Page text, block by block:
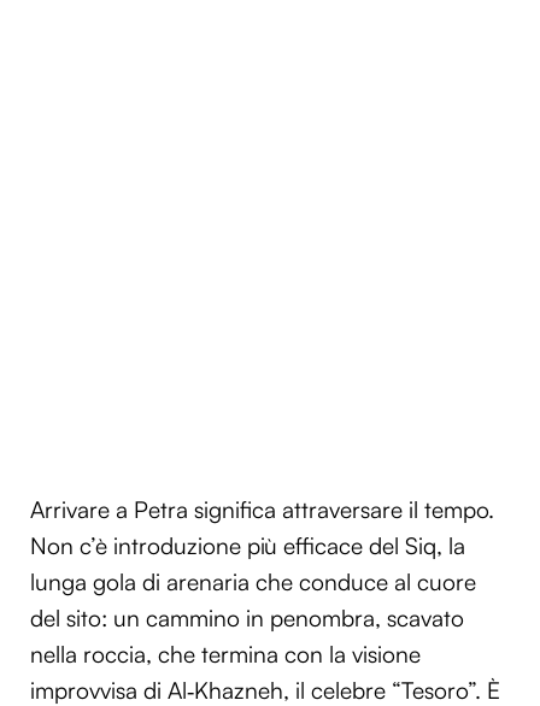
Arrivare a Petra significa attraversare il tempo.
Non c’è introduzione più efficace del Siq, la
lunga gola di arenaria che conduce al cuore
del sito: un cammino in penombra, scavato
nella roccia, che termina con la visione
improvvisa di Al‑Khazneh, il celebre “Tesoro”. È